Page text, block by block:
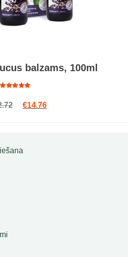
balzams, 100ml
5.00
out
Original price was: €22.72.
€14.76Current price is: